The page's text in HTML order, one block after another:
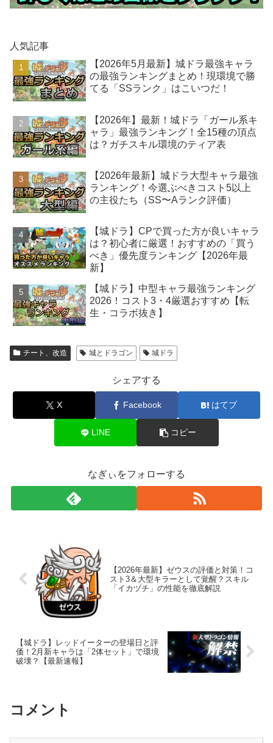
人気記事
【2026年5月最新】城ドラ最強キャラ
の最強ランキングまとめ！現環境で勝
てる「SSランク」はこいつだ！
【2026年】最新！城ドラ「ガール系キ
ャラ」最強ランキング！全15種の頂点
は？ガチスキル環境のティア表
【2026年最新】城ドラ大型キャラ最強
ランキング！今選ぶべきコスト5以上
の主役たち（SS〜Aランク評価）
【城ドラ】CPで買った方が良いキャラ
は？初心者に厳選！おすすめの「買う
べき」優先度ランキング【2026年最
新】
【城ドラ】中型キャラ最強ランキング
2026！コスト3・4厳選おすすめ【転
生・コラボ抜き】
チート、改造 城とドラゴン 城ドラ
シェアする
X Facebook はてブ
LINE コピー
なぎぃをフォローする
【2026年最新】ゼウスの評価と対策！コ
スト3＆大型キラーとして覚醒？スキル
「イカヅチ」の性能を徹底解説
【城ドラ】レッドイーターの登場日と評
価！2月新キャラは「2体セット」で環境
破壊？【最新速報】
コメント